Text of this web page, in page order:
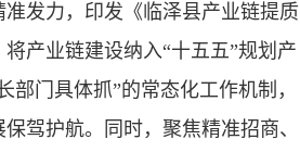
发力，印发《临泽县产业链提质
产业链建设纳入“十五五”规划产
门具体抓”的常态化工作机制，
驾护航。同时，聚焦精准招商、